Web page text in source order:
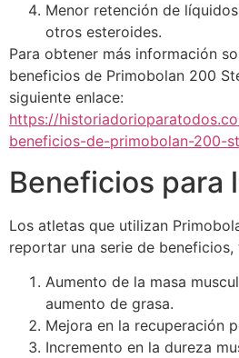
Menor retención de
otros esteroides.
Para obtener más información
beneficios de Primobolan 200
siguiente enlace:
https://
beneficios-de-primobolan-200-
Beneficios para
Los atletas que utilizan
reportar una serie de beneficios,
Aumento de la masa
aumento de grasa.
Mejora en la recuperación
Incremento en la dureza